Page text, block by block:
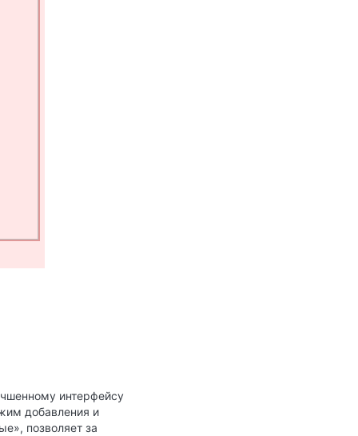
интерфейсу
добавления и
, позволяет за